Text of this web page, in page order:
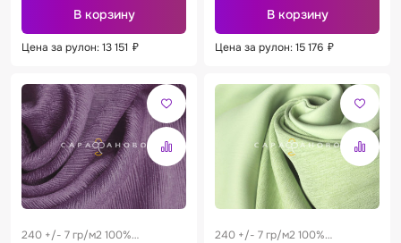
В корзину
Цена за рулон: 13 151 ₽
В корзину
Цена за рулон: 15 176 ₽
240 +/- 7 гр/м2 100%
240 +/- 7 гр/м2 100%